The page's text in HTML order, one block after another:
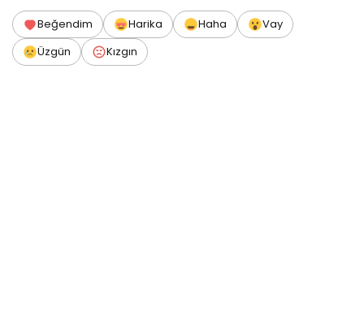
Beğendim Harika Haha
Vay
Üzgün
Kızgın